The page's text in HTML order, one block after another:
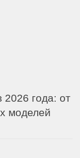
года: от
моделей